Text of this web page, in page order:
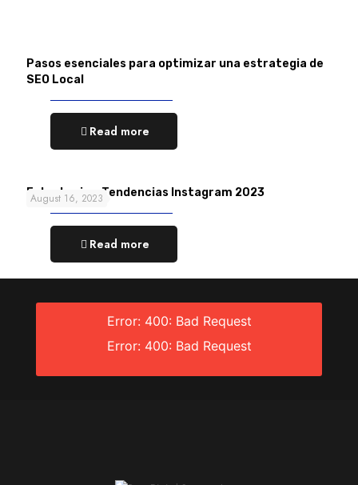
Pasos esenciales para optimizar una estrategia de
SEO Local
Read more
August 16, 2023
Estrategia y Tendencias Instagram 2023
Read more
Error: 400: Bad Request
Error: 400: Bad Request